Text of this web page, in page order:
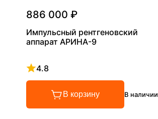
886 000 ₽
Импульсный рентгеновский
аппарат АРИНА-9
4.8
Рейтинг 4.8 из 5
В корзину В наличии